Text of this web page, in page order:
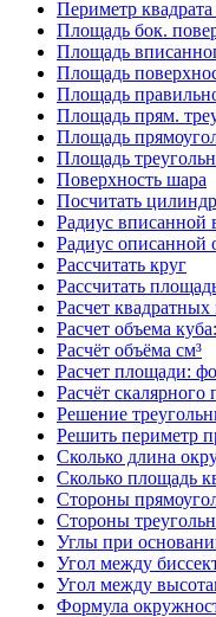
Периметр
Площадь бок.
Площадь
Площадь
Площадь
Площадь прям.
Площадь
Площадь
Поверхность шара
Посчитать
Радиус вписанной
Радиус описанной
Рассчитать круг
Рассчитать
Расчет
Расчет объема
Расчёт объёма см³
Расчет площади:
Расчёт скалярного
Решение
Решить периметр
Сколько длина
Сколько площадь
Стороны
Стороны
Углы при
Угол между
Угол между
Формула